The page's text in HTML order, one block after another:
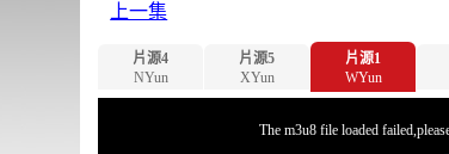
上一集
片源4
NYun
片源5
XYun
片源1
WYun